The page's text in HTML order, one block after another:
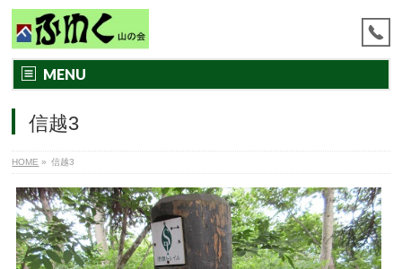
MENU
信越3
HOME » 信越3